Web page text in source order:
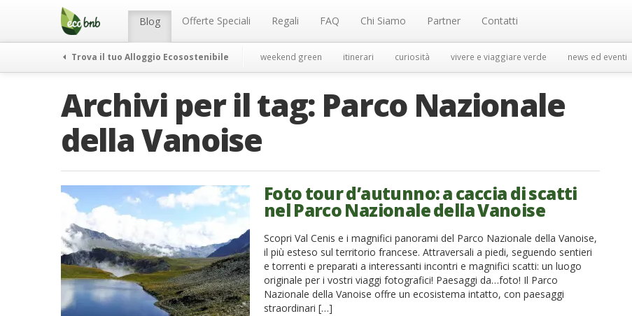
Menu Blog Offerte Speciali Regali FAQ Chi Siamo Partner Contatti
Trova il tuo Alloggio Ecosostenibile weekend green itinerari curiosità vivere e viaggiare verde news ed eventi
Archivi per il tag: Parco Nazionale
della Vanoise
Foto tour d’autunno: a caccia di scatti
nel Parco Nazionale della Vanoise
Scopri Val Cenis e i magnifici panorami del Parco Nazionale della Vanoise,
il più esteso sul territorio francese. Attraversali a piedi, seguendo sentieri
e torrenti e preparati a interessanti incontri e magnifici scatti: un luogo
originale per i vostri viaggi fotografici! Paesaggi da…foto! Il Parco
Nazionale della Vanoise offre un ecosistema intatto, con paesaggi
straordinari […]